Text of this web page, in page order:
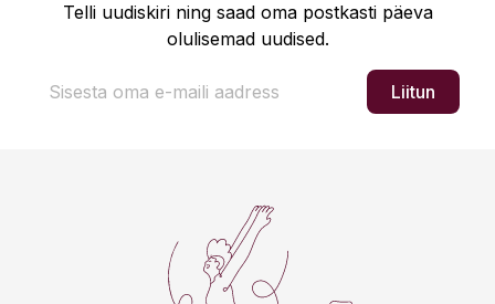
Telli uudiskiri ning saad oma postkasti päeva
olulisemad uudised.
Liitun